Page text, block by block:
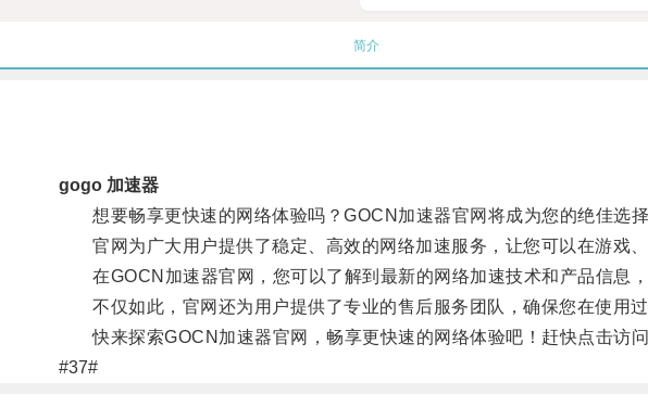
简介
gogo 加速器
想要畅享更快速的网络体验吗？GOCN加速器官网将成为您的绝佳选择
官网为广大用户提供了稳定、高效的网络加速服务，让您可以在游戏、
在GOCN加速器官网，您可以了解到最新的网络加速技术和产品信息
不仅如此，官网还为用户提供了专业的售后服务团队，确保您在使用过
快来探索GOCN加速器官网，畅享更快速的网络体验吧！赶快点击访问
#37#